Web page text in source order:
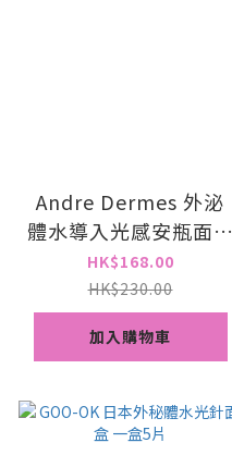
Andre Dermes 外泌
體水導入光感安瓶面膜
一盒5次
HK$168.00
HK$230.00
加入購物車